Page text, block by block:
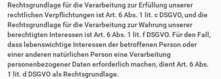
Rechtsgrundlage für die Verarbeitung zur Erfüllung unserer
rechtlichen Verpflichtungen ist Art. 6 Abs. 1 lit. c DSGVO, und die
Rechtsgrundlage für die Verarbeitung zur Wahrung unserer
berechtigten Interessen ist Art. 6 Abs. 1 lit. f DSGVO. Für den Fall,
dass lebenswichtige Interessen der betroffenen Person oder
einer anderen natürlichen Person eine Verarbeitung
personenbezogener Daten erforderlich machen, dient Art. 6 Abs.
1 lit. d DSGVO als Rechtsgrundlage.